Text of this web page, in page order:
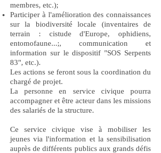
membres, etc.);
Participer à l'amélioration des connaissances
sur la biodiversité locale (inventaires de
terrain : cistude d'Europe, ophidiens,
entomofaune...;, communication et
information sur le dispositif "SOS Serpents
83", etc.).
Les actions se feront sous la coordination du
chargé de projet.
La personne en service civique pourra
accompagner et être acteur dans les missions
des salariés de la structure.
Ce service civique vise à mobiliser les
jeunes via l'information et la sensibilisation
auprès de différents publics aux grands défis